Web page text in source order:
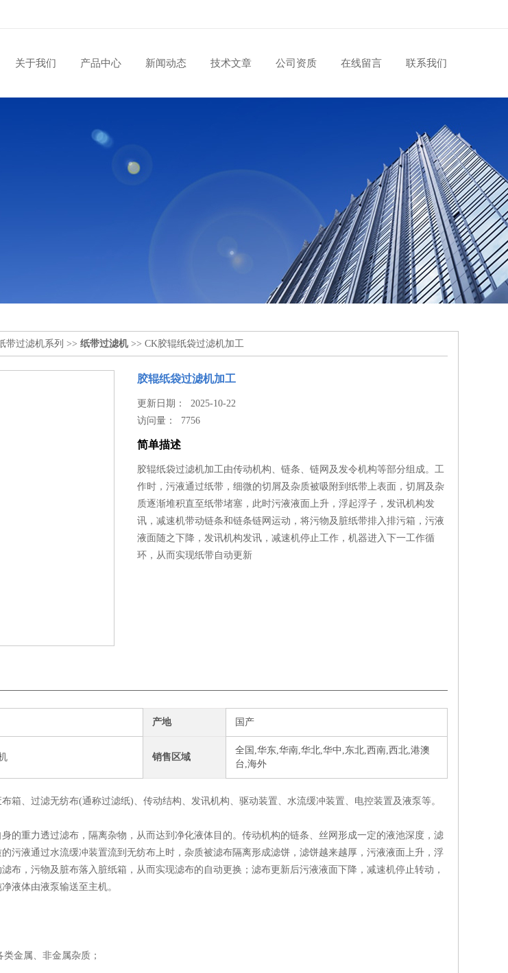
关于我们 产品中心 新闻动态 技术文章 公司资质 在线留言 联系我们
带过滤机系列 >> 纸带过滤机>> CK胶辊纸袋过滤机加工
胶辊纸袋过滤机加工
更新日期： 2025-10-22
访问量： 7756
简单描述
胶辊纸袋过滤机加工由传动机构、链条、链网及发令机构等部分组成。工
作时，污液通过纸带，细微的切屑及杂质被吸附到纸带上表面，切屑及杂
质逐渐堆积直至纸带堵塞，此时污液液面上升，浮起浮子，发讯机构发
讯，减速机带动链条和链条链网运动，将污物及脏纸带排入排污箱，污液
液面随之下降，发讯机构发讯，减速机停止工作，机器进入下一工作循
环，从而实现纸带自动更新
产地 国产
销售区域
全国,华东,华南,华北,华中,东北,西南,西北,港澳
台,海外
箱、过滤无纺布(通称过滤纸)、传动结构、发讯机构、驱动装置、水流缓冲装置、电控装置及液泵等。
重力透过滤布，隔离杂物，从而达到净化液体目的。传动机构的链条、丝网形成一定的液池深度，滤
污液通过水流缓冲装置流到无纺布上时，杂质被滤布隔离形成滤饼，滤饼越来越厚，污液液面上升，浮
布，污物及脏布落入脏纸箱，从而实现滤布的自动更换；滤布更新后污液液面下降，减速机停止转动，
液体由液泵输送至主机。
金属、非金属杂质；